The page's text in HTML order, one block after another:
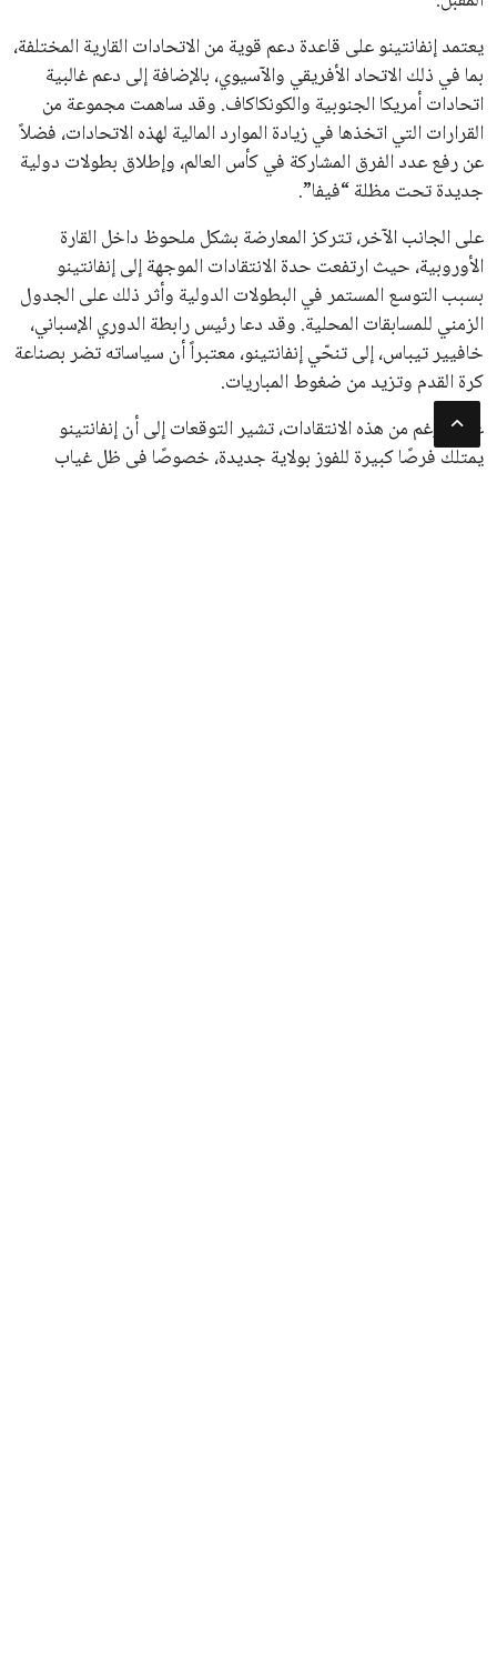
والعروض الخاصة مباشرة في صندوق بريدك
اشتراك
جميع الحقوق محفوظة لموقعنا ايوا مصر